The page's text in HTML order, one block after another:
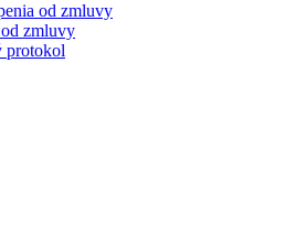
od zmluvy
zmluvy
protokol